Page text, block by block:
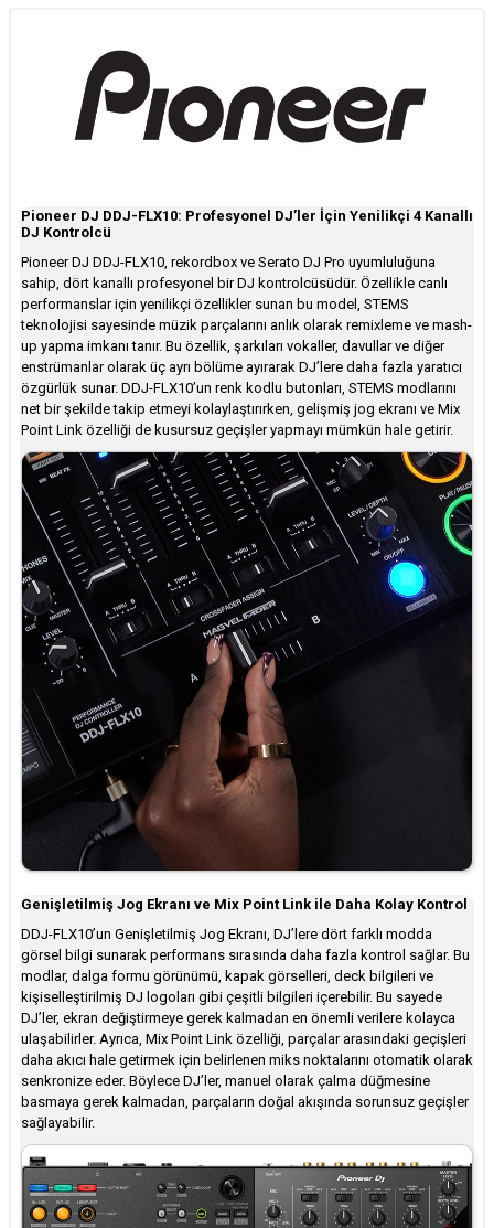
Pioneer DJ DDJ-FLX10: Profesyonel DJ’ler İçin Yenilikçi 4 Kanallı
DJ Kontrolcü
Pioneer DJ DDJ-FLX10, rekordbox ve Serato DJ Pro uyumluluğuna
sahip, dört kanallı profesyonel bir DJ kontrolcüsüdür. Özellikle canlı
performanslar için yenilikçi özellikler sunan bu model, STEMS
teknolojisi sayesinde müzik parçalarını anlık olarak remixleme ve mash-
up yapma imkanı tanır. Bu özellik, şarkıları vokaller, davullar ve diğer
enstrümanlar olarak üç ayrı bölüme ayırarak DJ’lere daha fazla yaratıcı
özgürlük sunar. DDJ-FLX10’un renk kodlu butonları, STEMS modlarını
net bir şekilde takip etmeyi kolaylaştırırken, gelişmiş jog ekranı ve Mix
Point Link özelliği de kusursuz geçişler yapmayı mümkün hale getirir.
Genişletilmiş Jog Ekranı ve Mix Point Link ile Daha Kolay Kontrol
DDJ-FLX10’un Genişletilmiş Jog Ekranı, DJ’lere dört farklı modda
görsel bilgi sunarak performans sırasında daha fazla kontrol sağlar. Bu
modlar, dalga formu görünümü, kapak görselleri, deck bilgileri ve
kişiselleştirilmiş DJ logoları gibi çeşitli bilgileri içerebilir. Bu sayede
DJ’ler, ekran değiştirmeye gerek kalmadan en önemli verilere kolayca
ulaşabilirler. Ayrıca, Mix Point Link özelliği, parçalar arasındaki geçişleri
daha akıcı hale getirmek için belirlenen miks noktalarını otomatik olarak
senkronize eder. Böylece DJ’ler, manuel olarak çalma düğmesine
basmaya gerek kalmadan, parçaların doğal akışında sorunsuz geçişler
sağlayabilir.